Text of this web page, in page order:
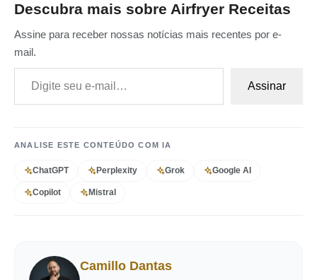
Descubra mais sobre Airfryer Receitas
Assine para receber nossas notícias mais recentes por e-
mail.
Digite seu e-mail…
Assinar
ANALISE ESTE CONTEÚDO COM IA
ChatGPT Perplexity Grok Google AI
Copilot Mistral
Camillo Dantas